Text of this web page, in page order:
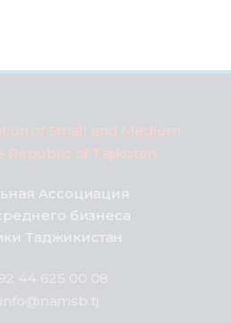
Ассоциация
бизнеса
Таджикистан